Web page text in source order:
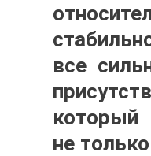
все
который
не